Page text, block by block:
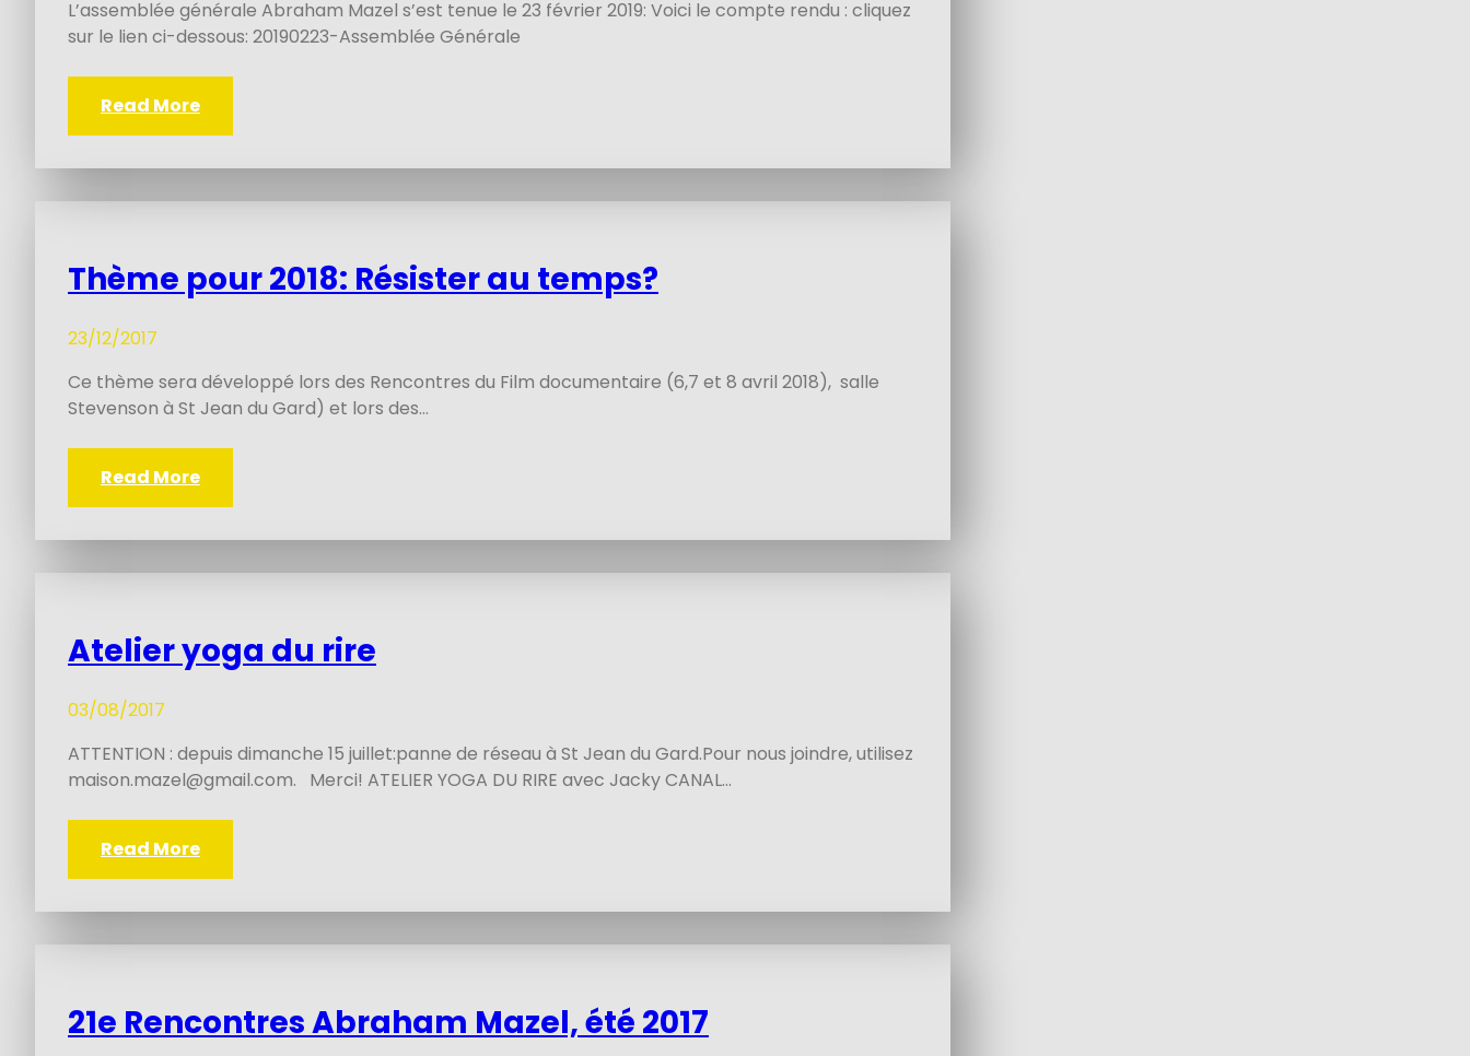
L’assemblée générale Abraham Mazel s’est tenue le 23 février 2019: Voici le compte rendu : cliquez
sur le lien ci-dessous: 20190223-Assemblée Générale
Read More
Thème pour 2018: Résister au temps?
23/12/2017
Ce thème sera développé lors des Rencontres du Film documentaire (6,7 et 8 avril 2018), salle
Stevenson à St Jean du Gard) et lors des…
Read More
Atelier yoga du rire
03/08/2017
ATTENTION : depuis dimanche 15 juillet:panne de réseau à St Jean du Gard.Pour nous joindre, utilisez
maison.mazel@gmail.com. Merci! ATELIER YOGA DU RIRE avec Jacky CANAL…
Read More
21e Rencontres Abraham Mazel, été 2017